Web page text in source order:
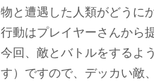
物と遭遇した人類がどうに
行動はプレイヤーさんから
今回、敵とバトルをするよ
す）ですので、デッカい敵